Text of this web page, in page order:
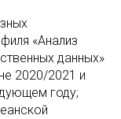
«Анализ
данных»
2020/2021 и
году;